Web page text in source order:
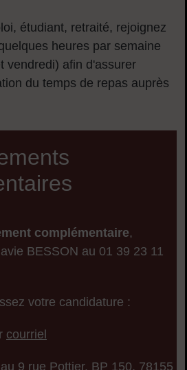
étudiant, retraité, rejoignez
heures par semaine
vendredi) afin d'assurer
du temps de repas auprès
complémentaire,
BESSON au 01 39 23 11
votre candidature :
courriel
9 rue Pottier, BP 150, 78155